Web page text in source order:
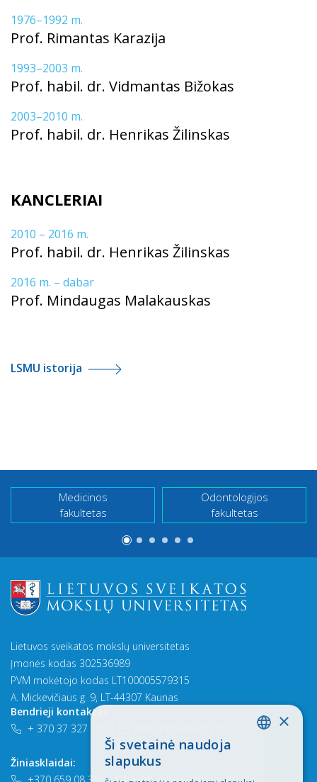
1976–1992 m.
Prof. Rimantas Karazija
1993–2003 m.
Prof. habil. dr. Vidmantas Bižokas
2003–2010 m.
Prof. habil. dr. Henrikas Žilinskas
KANCLERIAI
2010 – 2016 m.
Prof. habil. dr. Henrikas Žilinskas
2016 m. – dabar
Prof. Mindaugas Malakauskas
LSMU istorija
Medicinos
fakultetas
Odontologijos
fakultetas
Lietuvos sveikatos mokslų universitetas
Įmonės kodas 302536989
PVM mokėtojo kodas LT100005579315
A. Mickevičiaus g. 9, LT-44307 Kaunas
Bendrieji kontaktai:
+ 370 37 327 201
Žiniasklaidai:
×
Ši svetainė naudoja
slapukus